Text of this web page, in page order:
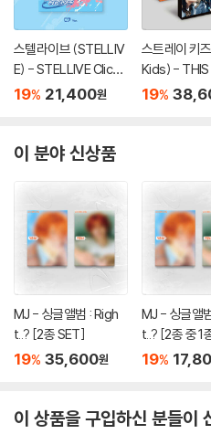
스텔라이브 (STELLIV
E) - STELLIVE Cliche
1st EP 「Colorful Stro
19% 21,400원
스트레이 키
Kids) - THIS
[2종 SET]
19%
이 분야 신상품
MJ - 싱글앨범 : Righ
t..? [2종 SET]
19% 35,600원
MJ - 싱글앨
t..? [2종 중 1
송]
19%
이 상품을 구입하신 분들이